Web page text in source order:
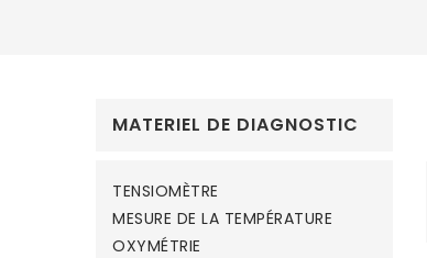
MATERIEL DE DIAGNOSTIC
TENSIOMÈTRE
MESURE DE LA TEMPÉRATURE
OXYMÉTRIE